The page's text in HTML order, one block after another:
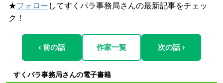
★フォロー してすくパラ事務局さんの最新記事をチェッ
ク！
‹ 前の話 作家一覧 次の話 ›
すくパラ事務局さんの電子書籍